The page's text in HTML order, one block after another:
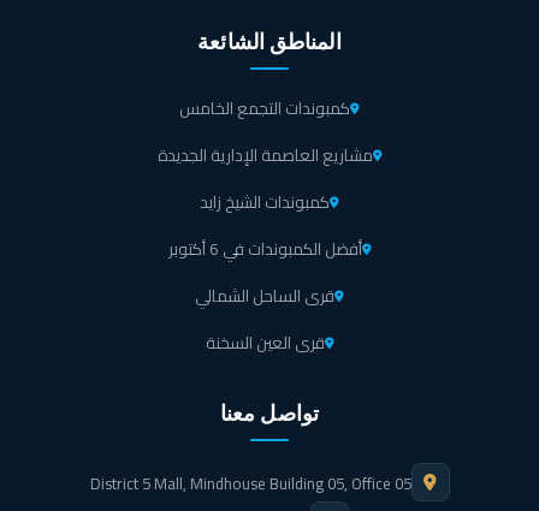
المناطق الشائعة
كمبوندات التجمع الخامس
مشاريع العاصمة الإدارية الجديدة
كمبوندات الشيخ زايد
أفضل الكمبوندات في 6 أكتوبر
قرى الساحل الشمالي
قرى العين السخنة
تواصل معنا
District 5 Mall, Mindhouse Building 05, Office 05